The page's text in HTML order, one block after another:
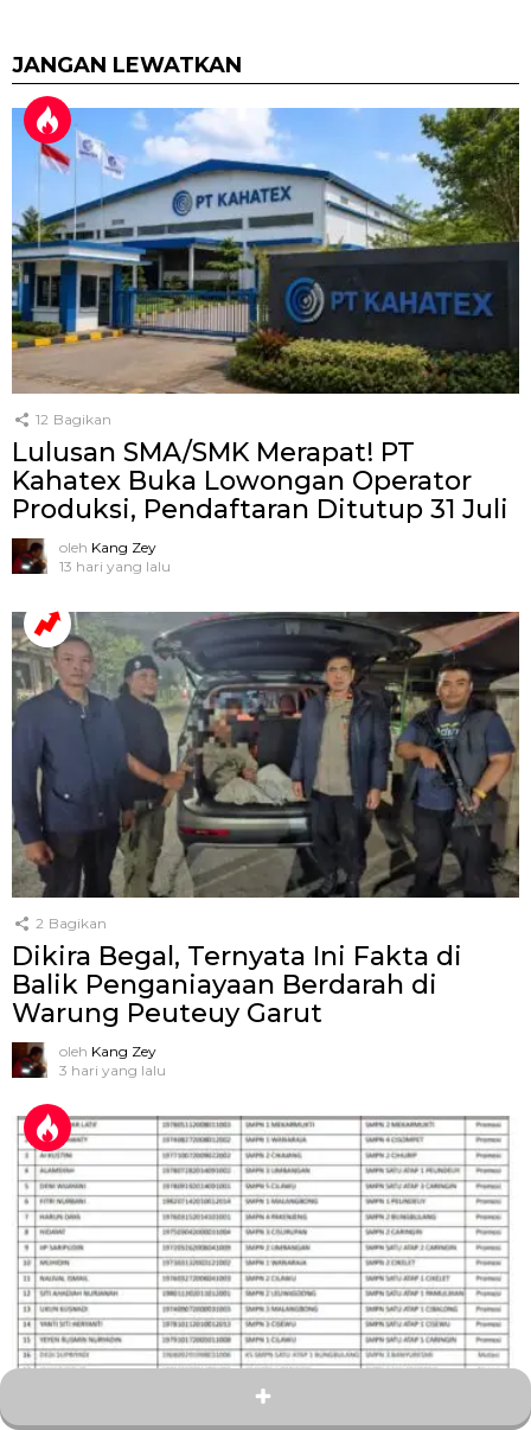
JANGAN LEWATKAN
12 Bagikan
Lulusan SMA/SMK Merapat! PT
Kahatex Buka Lowongan Operator
Produksi, Pendaftaran Ditutup 31 Juli
oleh Kang Zey
13 hari yang lalu
2 Bagikan
Dikira Begal, Ternyata Ini Fakta di
Balik Penganiayaan Berdarah di
Warung Peuteuy Garut
oleh Kang Zey
3 hari yang lalu